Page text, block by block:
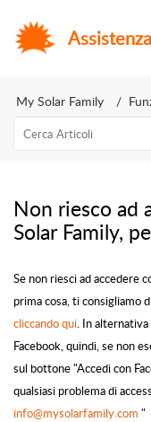
My Solar Family
Non riesco ad
Solar Family,
Se non riesci ad accedere
prima cosa, ti consigliamo
cliccando qui. In
Facebook, quindi, se non
sul bottone "Accedi con
qualsiasi problema di
info@mysolarfamily.com "